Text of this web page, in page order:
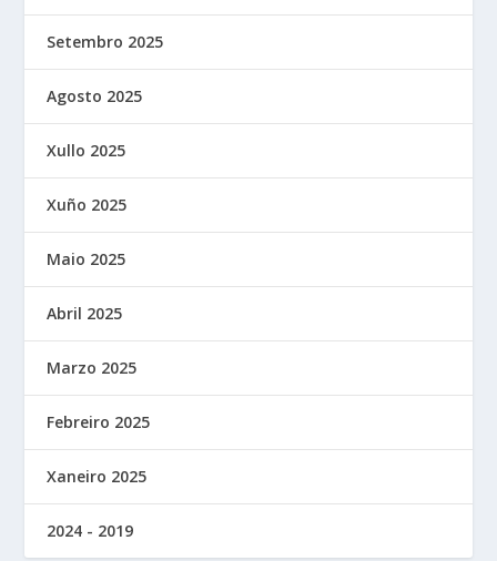
Setembro 2025
Agosto 2025
Xullo 2025
Xuño 2025
Maio 2025
Abril 2025
Marzo 2025
Febreiro 2025
Xaneiro 2025
2024 - 2019